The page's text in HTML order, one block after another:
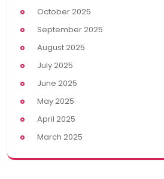
October 2025
September 2025
August 2025
July 2025
June 2025
May 2025
April 2025
March 2025